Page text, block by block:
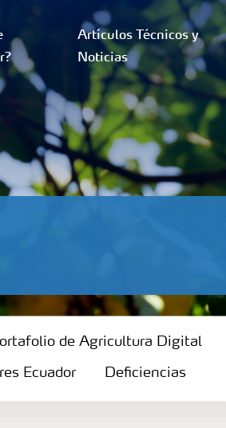
Artículos Técnicos y
Noticias
Digital
de Agricultura Digital
Ecuador Deficiencias